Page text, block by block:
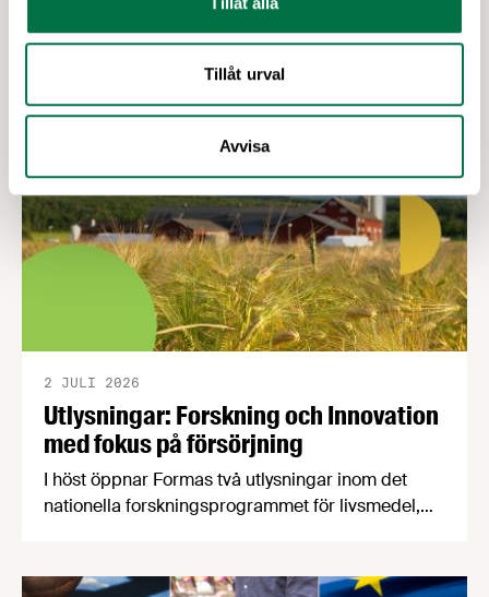
Tillåt urval
Avvisa
innehåll och de förändringar de innebär har
Livsmedelsföretagens förhandlingschef skrivit
sammanfattande cirkulär.
Senaste nytt
Utlysningar: Forskning och Innovation
med fokus på försörjning
2 JULI 2026
I höst öppnar Formas två utlysningar inom det
nationella forskningsprogrammet för livsmedel,
en motståndskraftig livsmedelsförsörjning", och